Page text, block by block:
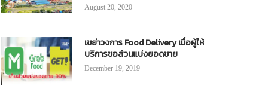
August 20, 2020
เขย่าวงการ Food Delivery เมื่อผู้ให้
บริการขอส่วนแบ่งยอดขาย
December 19, 2019